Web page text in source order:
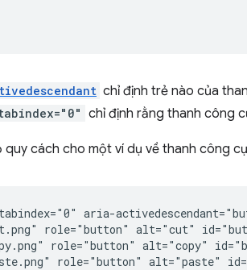
chỉ định trẻ nào của
chỉ định rằng thanh công
quy cách cho một ví dụ về thanh công
aria-
role="button" alt="cut"
role="button" alt="copy"
role="button" alt="paste"